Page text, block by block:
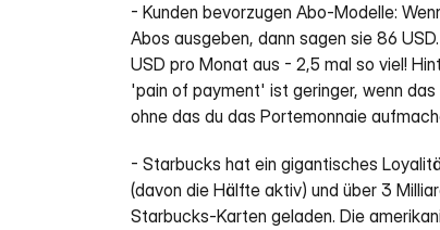
- Kunden bevorzugen Abo-Modelle:
Abos ausgeben, dann sagen sie 86
USD pro Monat aus - 2,5 mal so viel!
'pain of payment' ist geringer, wenn
ohne das du das Portemonnaie
- Starbucks hat ein gigantisches
(davon die Hälfte aktiv) und über 3
Starbucks-Karten geladen. Die